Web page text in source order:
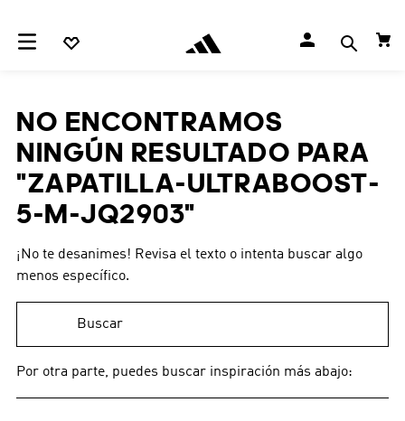
NO ENCONTRAMOS
NINGÚN RESULTADO PARA
"ZAPATILLA-ULTRABOOST-
5-M-JQ2903"
¡No te desanimes! Revisa el texto o intenta buscar algo
menos específico.
Por otra parte, puedes buscar inspiración más abajo: